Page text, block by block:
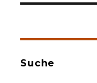
Suche